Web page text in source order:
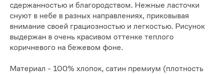
сдержанностью и благородством. Нежные ласточки
снуют в небе в разных направлениях, приковывая
внимание своей грациозностью и легкостью. Рисунок
выдержан в очень красивом оттенке теплого
коричневого на бежевом фоне.
Материал - 100% хлопок, сатин премиум (плотность